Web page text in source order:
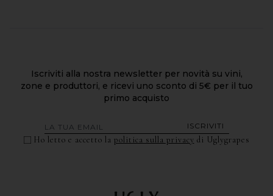
Iscriviti alla nostra newsletter per novità su vini,
zone e produttori, e ricevi uno sconto di 5€ per il tuo
primo acquisto
ISCRIVITI
Ho letto e accetto la politica sulla privacy di Uglygrapes